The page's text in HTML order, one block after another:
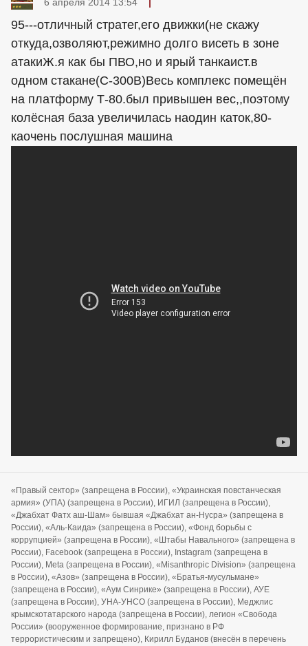
95---отличный стратег,его движки(не скажу
откуда,озволяют,режимно долго висеть в зоне
атакиЖ.я как бы ПВО,но и ярый танкаист.в
одном стакане(С-300В)Весь комплекс помещён
на платформу Т-80.был привышен вес,,поэтому
колёсная база увеличилась наодин каток,80-
каочень послушная машина
«Правый сектор» (запрещена в России), «Украинская повстанческая
армия» (УПА) (запрещена в России), ИГИЛ (запрещена в России),
«Джабхат Фатх аш-Шам» бывшая «Джабхат ан-Нусра» (запрещена в
России), «Аль-Каида» (запрещена в России), «Фонд борьбы с
коррупцией» (запрещена в России), «Штабы Навального» (запрещена в
России), Facebook (запрещена в России), Instagram (запрещена в
России), Meta (запрещена в России), «Misanthropic Division» (запрещена
в России), «Азов» (запрещена в России), «Братья-мусульмане»
(запрещена в России), «Аум Синрике» (запрещена в России), АУЕ
(запрещена в России), УНА-УНСО (запрещена в России), Меджлис
крымскотатарского народа (запрещена в России), легион «Свобода
России» (вооруженное формирование, признано в РФ
террористическим и запрещено), Кирилл Буданов (внесён в перечень